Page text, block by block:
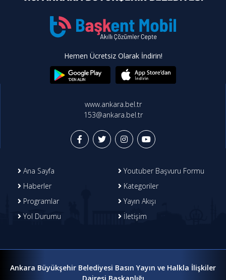
Hemen Ücretsiz Olarak İndirin!
www.ankara.bel.tr
153@ankara.bel.tr
Ana Sayfa
Youtuber Başvuru Formu
Haberler
Kategoriler
Programlar
Yayın Akışı
Yol Durumu
İletişim
Ankara Büyükşehir Belediyesi Basın Yayın ve Halkla İlişkiler